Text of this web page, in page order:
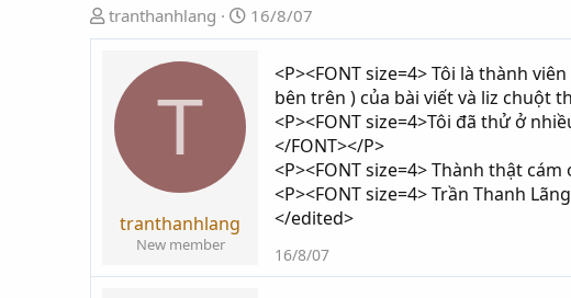
N
g
k
h
tranthanhlang
N
g
16/8/07
T
tranthanhlang
New member
<P><FONT size=4> Tôi là thành
bên trên ) của bài viết và liz chuột
<P><FONT size=4>Tôi đã thử ở
</FONT></P>
<P><FONT size=4> Thành thật cám
<P><FONT size=4> Trần Thanh
</edited>
16/8/07